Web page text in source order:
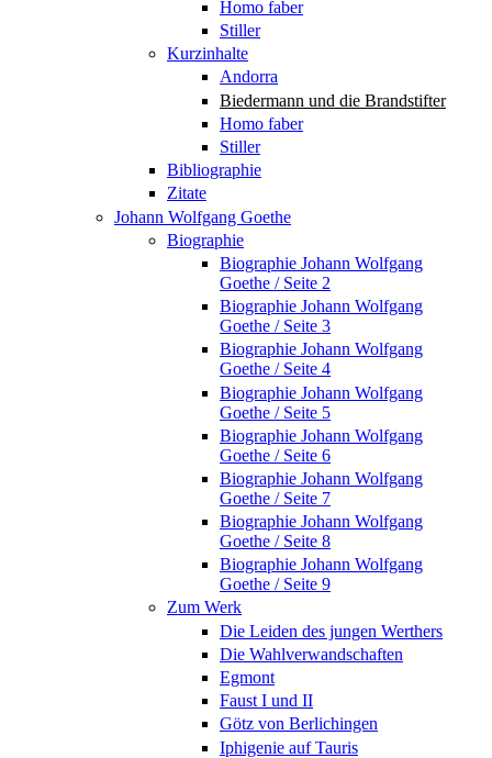
Homo faber
Stiller
Kurzinhalte
Andorra
Biedermann und die Brandstifter
Homo faber
Stiller
Bibliographie
Zitate
Johann Wolfgang Goethe
Biographie
Biographie Johann Wolfgang
Goethe / Seite 2
Biographie Johann Wolfgang
Goethe / Seite 3
Biographie Johann Wolfgang
Goethe / Seite 4
Biographie Johann Wolfgang
Goethe / Seite 5
Biographie Johann Wolfgang
Goethe / Seite 6
Biographie Johann Wolfgang
Goethe / Seite 7
Biographie Johann Wolfgang
Goethe / Seite 8
Biographie Johann Wolfgang
Goethe / Seite 9
Zum Werk
Die Leiden des jungen Werthers
Die Wahlverwandschaften
Egmont
Faust I und II
Götz von Berlichingen
Iphigenie auf Tauris